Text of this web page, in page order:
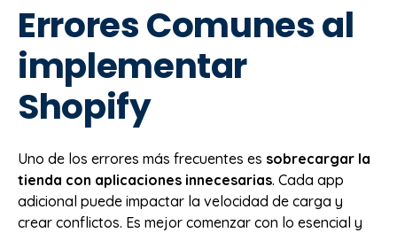
Errores Comunes al
implementar
Shopify
Uno de los errores más frecuentes es sobrecargar la
tienda con aplicaciones innecesarias. Cada app
adicional puede impactar la velocidad de carga y
crear conflictos. Es mejor comenzar con lo esencial y